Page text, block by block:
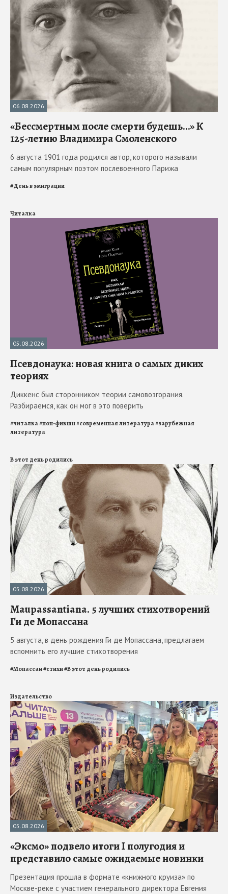
06.08.2026
«Бессмертным после смерти будешь…» К
125-летию Владимира Смоленского
6 августа 1901 года родился автор, которого называли
самым популярным поэтом послевоенного Парижа
#День в эмиграции
Читалка
05.08.2026
Псевдонаука: новая книга о самых диких
теориях
Диккенс был сторонником теории самовозгорания.
Разбираемся, как он мог в это поверить
#читалка#нон-фикшн#современная литература#зарубежная
литература
В этот день родились
05.08.2026
Maupassantiana. 5 лучших стихотворений
Ги де Мопассана
5 августа, в день рождения Ги де Мопассана, предлагаем
вспомнить его лучшие стихотворения
#Мопассан#стихи#В этот день родились
Издательство
05.08.2026
«Эксмо» подвело итоги I полугодия и
представило самые ожидаемые новинки
Презентация прошла в формате «книжного круиза» по
Москве-реке с участием генерального директора Евгения